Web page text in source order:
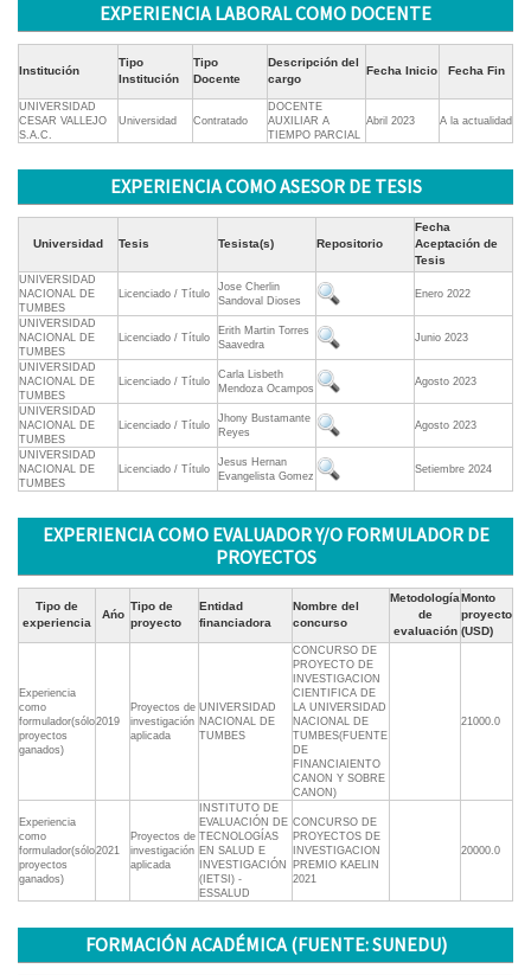
EXPERIENCIA LABORAL COMO DOCENTE
Institución
Tipo
Institución
Tipo
Docente
Descripción del
cargo
Fecha Inicio Fecha Fin
UNIVERSIDAD
CESAR VALLEJO
S.A.C.
Universidad Contratado
DOCENTE
AUXILIAR A
TIEMPO PARCIAL
Abril 2023 A la actualidad
EXPERIENCIA COMO ASESOR DE TESIS
Universidad Tesis Tesista(s) Repositorio
Fecha
Aceptación de
Tesis
UNIVERSIDAD
NACIONAL DE
TUMBES
Licenciado / Título
Jose Cherlin
Sandoval Dioses
Enero 2022
UNIVERSIDAD
NACIONAL DE
TUMBES
Licenciado / Título
Erith Martin Torres
Saavedra
Junio 2023
UNIVERSIDAD
NACIONAL DE
TUMBES
Licenciado / Título
Carla Lisbeth
Mendoza Ocampos
Agosto 2023
UNIVERSIDAD
NACIONAL DE
TUMBES
Licenciado / Título
Jhony Bustamante
Reyes
Agosto 2023
UNIVERSIDAD
NACIONAL DE
TUMBES
Licenciado / Título
Jesus Hernan
Evangelista Gomez
Setiembre 2024
EXPERIENCIA COMO EVALUADOR Y/O FORMULADOR DE
PROYECTOS
Tipo de
experiencia
Ańo
Tipo de
proyecto
Entidad
financiadora
Nombre del
concurso
Metodología
de
evaluación
Monto
proyecto
(USD)
Experiencia
como
formulador(sólo
proyectos
ganados)
2019
Proyectos de
investigación
aplicada
UNIVERSIDAD
NACIONAL DE
TUMBES
CONCURSO DE
PROYECTO DE
INVESTIGACION
CIENTIFICA DE
LA UNIVERSIDAD
NACIONAL DE
TUMBES(FUENTE
DE
FINANCIAIENTO
CANON Y SOBRE
CANON)
21000.0
Experiencia
como
formulador(sólo
proyectos
ganados)
2021
Proyectos de
investigación
aplicada
INSTITUTO DE
EVALUACIÓN DE
TECNOLOGÍAS
EN SALUD E
INVESTIGACIÓN
(IETSI) -
ESSALUD
CONCURSO DE
PROYECTOS DE
INVESTIGACION
PREMIO KAELIN
2021
20000.0
FORMACIÓN ACADÉMICA (FUENTE: SUNEDU)